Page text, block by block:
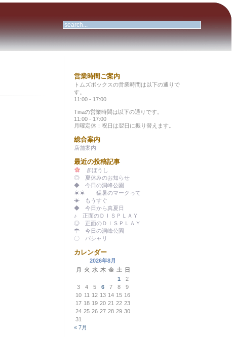
営業時間ご案内
トムズボックスの営業時間は以下の通りで
す。
11:00 - 17:00
Tinaの営業時間は以下の通りです。
11:00 - 17:00
月曜定休：祝日は翌日に振り替えます。
総合案内
店舗案内
最近の投稿記事
ぎぼうし
◎ 夏休みのお知らせ
◆ 今日の洞峰公園
☀☀ 猛暑のマークって
☀ もうすぐ
◆ 今日から真夏日
♪ 正面のＤＩＳＰＬＡＹ
◎ 正面のＤＩＳＰＬＡＹ
☂ 今日の洞峰公園
〇 パシャリ
カレンダー
2026年8月
月
火 水 木 金 土
日
1
2
3
4 5 6 7 8
9
10 11 12 13 14 15 16
17 18 19 20 21 22 23
24 25 26 27 28 29 30
31
« 7月